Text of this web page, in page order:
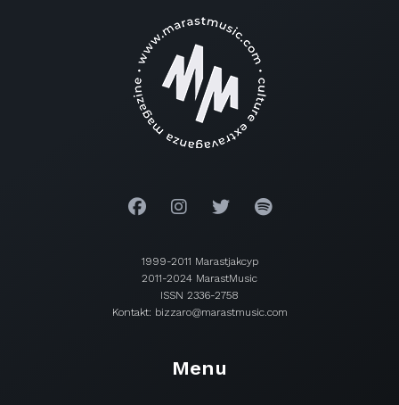
1999-2011 Marastjakcyp
2011-2024 MarastMusic
ISSN 2336-2758
Kontakt: bizzaro@marastmusic.com
Menu